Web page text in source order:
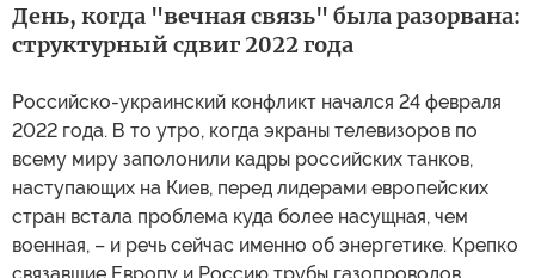
День, когда "вечная связь" была разорвана:
структурный сдвиг 2022 года
Российско-украинский конфликт начался 24 февраля
2022 года. В то утро, когда экраны телевизоров по
всему миру заполонили кадры российских танков,
наступающих на Киев, перед лидерами европейских
стран встала проблема куда более насущная, чем
военная, – и речь сейчас именно об энергетике. Крепко